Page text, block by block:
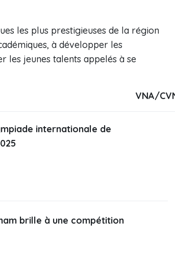
les plus prestigieuses de la région
à développer les
les jeunes talents appelés à se
VNA/
internationale de
brille à une compétition